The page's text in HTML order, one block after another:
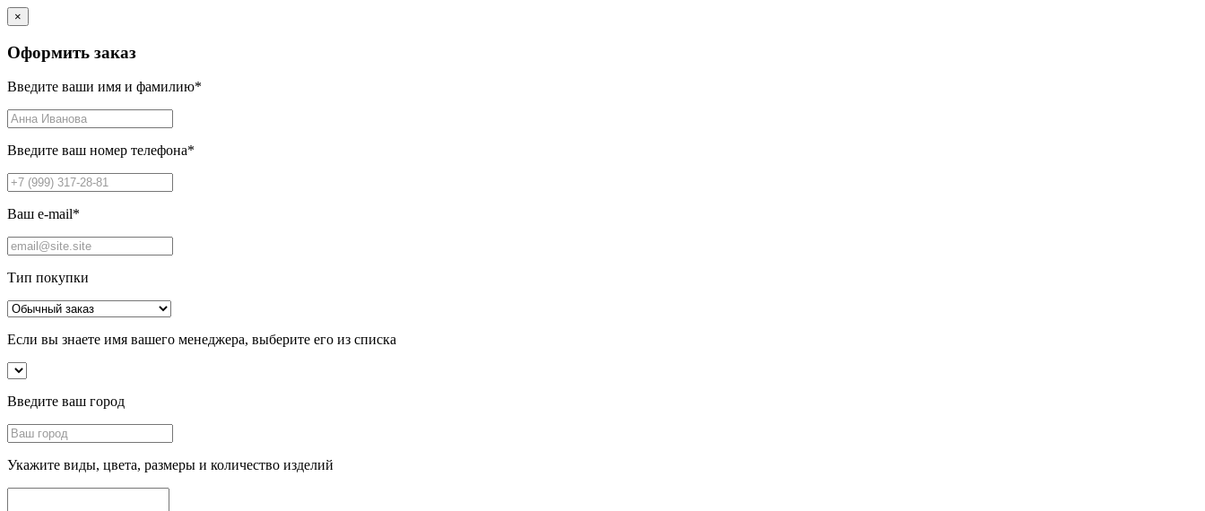
×
Оформить заказ
Введите ваши имя и фамилию*
Введите ваш номер телефона*
Ваш e-mail*
Тип покупки
Если вы знаете имя вашего менеджера, выберите его из списка
Введите ваш город
Укажите виды, цвета, размеры и количество изделий